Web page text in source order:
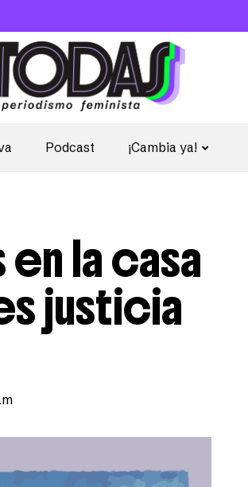
Podcast ¡Cambia ya!
la casa
justicia